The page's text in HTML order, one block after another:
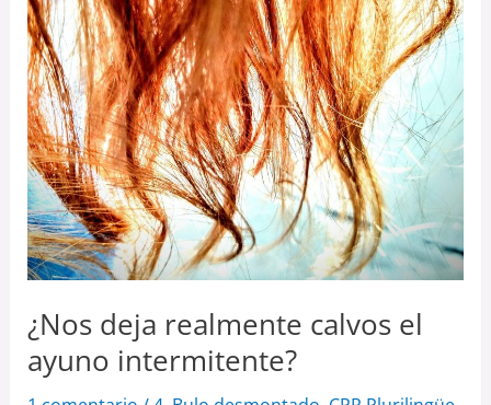
¿Nos deja realmente calvos el
ayuno intermitente?